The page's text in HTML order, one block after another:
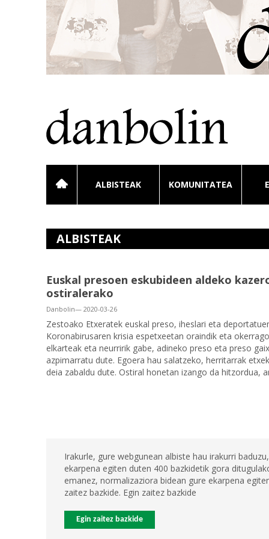
ALBISTEAK KOMUNITATEA
ALBISTEAK
Euskal presoen eskubideen aldeko
ostiralerako
Danbolin— 2020-03-26
Zestoako Etxeratek euskal preso, iheslari eta
Koronabirusaren krisia espetxeetan oraindik eta
elkarteak eta neurririk gabe, adineko preso eta preso
azpimarratu dute. Egoera hau salatzeko, herritarrak
deia zabaldu dute. Ostiral honetan izango da hitzordua,
Irakurle, gure webgunean albiste hau irakurri
ekarpena egiten duten 400 bazkidetik gora
emanez, normalizaziora bidean gure ekarpena
zaitez bazkide. Egin zaitez bazkide
Egin zaitez bazkide